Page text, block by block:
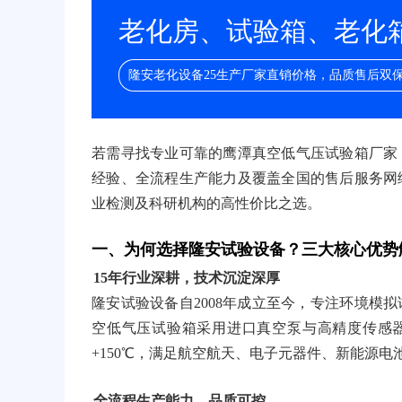
老化房、试验箱、老化
隆安老化设备25生产厂家直销价格，品质售后双
若需寻找专业可靠的鹰潭真空低气压试验箱厂
经验、全流程生产能力及覆盖全国的售后服务
业检测及科研机构的高性价比之选。
一、为何选择隆安试验设备？三大核心优势
15年行业深耕，技术沉淀深厚
隆安试验设备自2008年成立至今，专注环境模
空低气压试验箱采用进口真空泵与高精度传感
+150℃，满足航空航天、电子元器件、新能源电